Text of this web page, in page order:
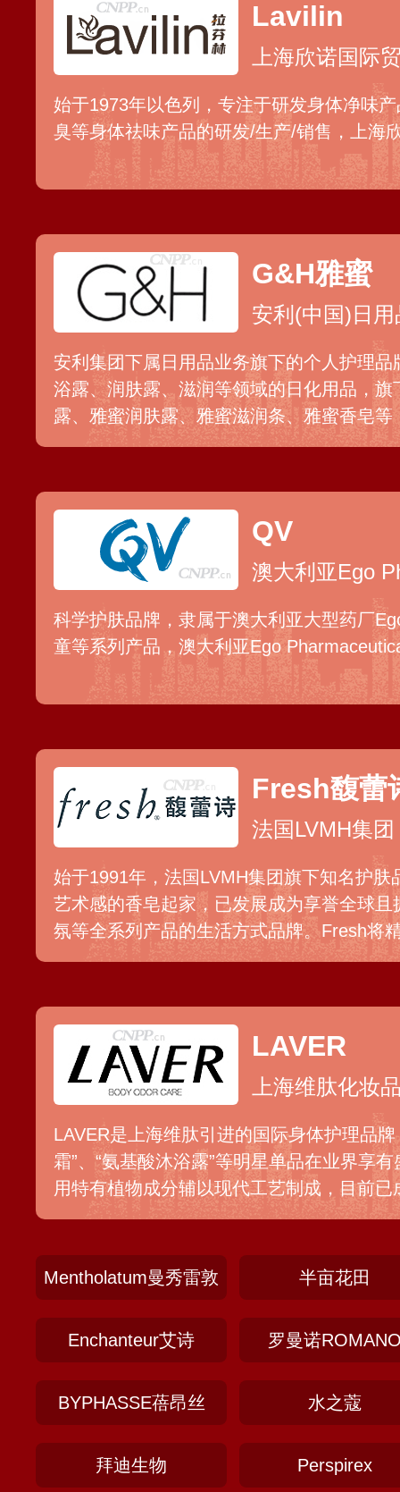
Lavilin
上海欣诺国际
始于1973年以色列，专注于研发身体净味
臭等身体祛味产品的研发/生产/销售，上海
G&H雅蜜
安利(中国)日
安利集团下属日用品业务旗下的个人护理
浴露、润肤露、滋润等领域的日化用品，
露、雅蜜润肤露、雅蜜滋润条、雅蜜香皂
天然蜂蜜、柑桔精华等滋润护肤成分，在
QV
澳大利亚Ego
科学护肤品牌，隶属于澳大利亚大型药厂
童等系列产品，澳大利亚Ego
Fresh馥蕾
法国LVMH集团
始于1991年，法国LVMH集团旗下知名护
艺术感的香皂起家，已发展成为享誉全球
氛等全系列产品的生活方式品牌。Fresh将
研发结合，致力于为肌肤带来真实可见的
LAVER
上海维肽化妆
LAVER是上海维肽引进的国际身体护理品
霜”、“氨基酸沐浴露”等明星单品在业界享
用特有植物成分辅以现代工艺制成，目前
企业之一，销售网络遍布全国多个省市的
Mentholatum曼秀雷敦
半亩花田
Enchanteur艾诗 罗曼诺
BYPHASSE蓓昂丝 水之蔻
拜迪生物 Perspirex